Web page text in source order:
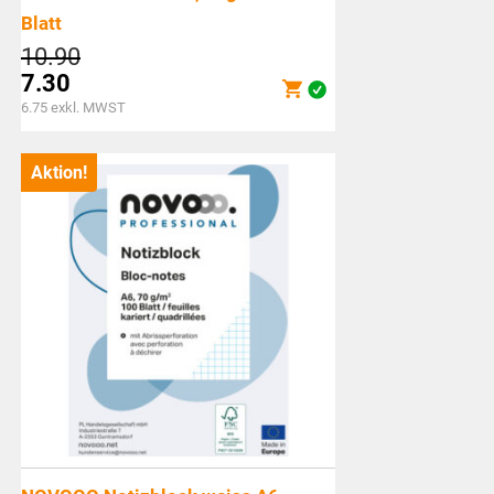
Blatt
10.90Ursprünglicher
war:
7.30
Aktueller
ist:
CHF7.30.
6.75 exkl. MWST
Aktion!